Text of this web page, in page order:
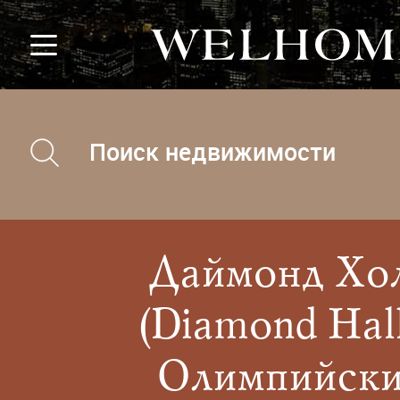
Поиск недвижимости
Даймонд
(Diamond